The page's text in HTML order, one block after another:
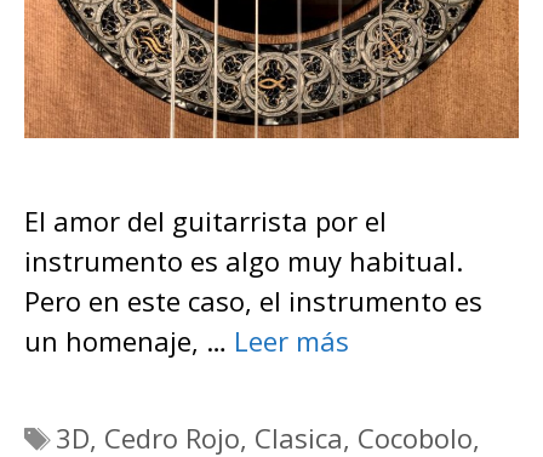
El amor del guitarrista por el
instrumento es algo muy habitual.
Pero en este caso, el instrumento es
un homenaje, … Leer más
Etiquetas
3D, Cedro Rojo, Clasica, Cocobolo,